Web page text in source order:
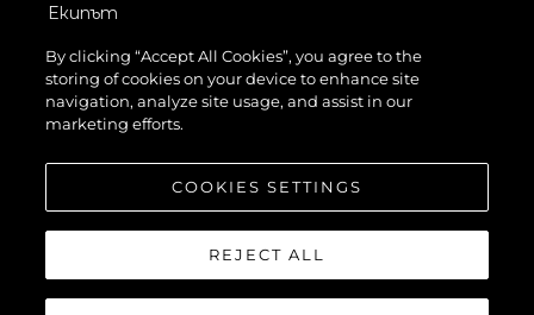
Екипът
Лайфстайл
Наследство
Italy Adventures
By clicking “Accept All Cookies”, you agree to the
storing of cookies on your device to enhance site
navigation, analyze site usage, and assist in our
marketing efforts.
COOKIES SETTINGS
REJECT ALL